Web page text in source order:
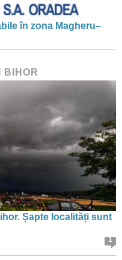
în zona Magheru–
BIHOR
Șapte localități sunt
1